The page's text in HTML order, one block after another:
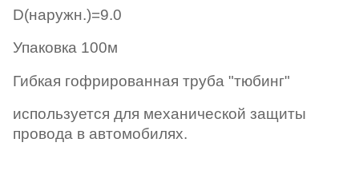
D(наружн.)=9.0
Упаковка 100м
Гибкая гофрированная труба "тюбинг"
используется для механической защиты
провода в автомобилях.